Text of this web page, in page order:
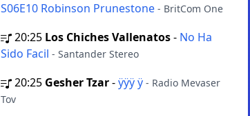
S06E10 Robinson Prunestone - BritCom One
20:25 Los Chiches Vallenatos- No Ha
Sido Facil - Santander Stereo
20:25 Gesher Tzar-ÿÿÿ ÿ - Radio Mevaser
Tov